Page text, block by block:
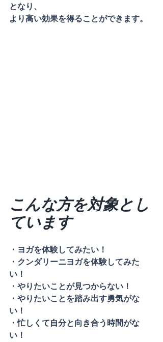
となり、
より高い効果を得ることができます。
こんな方を対象とし
ています
・ヨガを体験してみたい！
・クンダリーニヨガを体験してみた
い！
・やりたいことが見つからない！
・やりたいことを踏み出す勇気がな
い！
・忙しくて自分と向き合う時間がな
い！